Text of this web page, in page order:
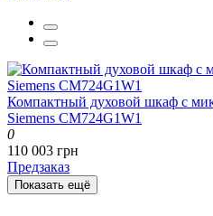
Компактный духовой шкаф с
Siemens CM724G1W1
0
110 003 грн
Предзаказ
Показать ещё